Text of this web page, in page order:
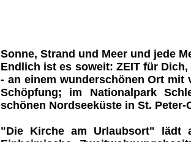
Sonne, Strand und Meer und jede
Endlich ist es soweit: ZEIT für Dich,
- an einem wunderschönen Ort mit
Schöpfung; im Nationalpark
schönen Nordseeküste in St. Peter-
"Die Kirche am Urlaubsort" lädt